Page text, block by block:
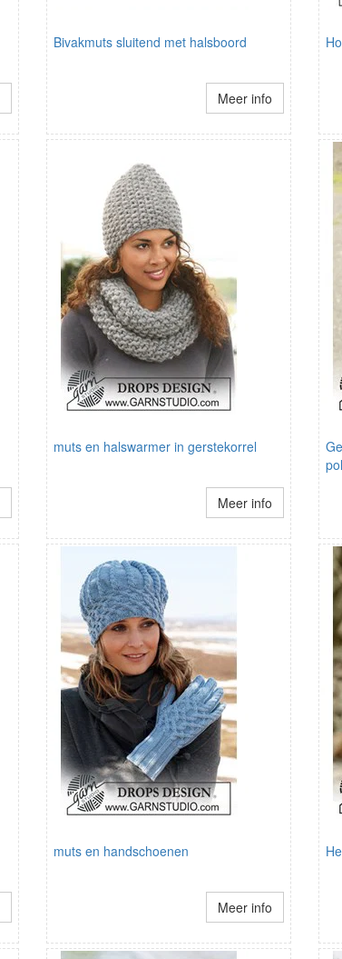
Bivakmuts sluitend met halsboord
Meer info
muts en halswarmer in gerstekorrel
Meer info
muts en handschoenen
Meer info